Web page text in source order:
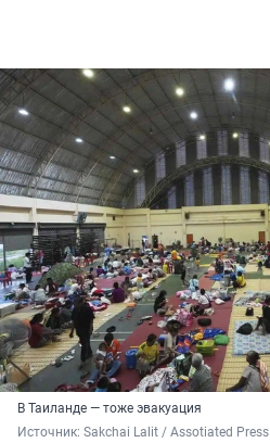
В Таиланде — тоже эвакуация
Источник: Sakchai Lalit / Assotiated Press